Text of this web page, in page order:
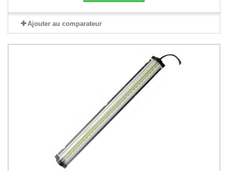
Ajouter au comparateur